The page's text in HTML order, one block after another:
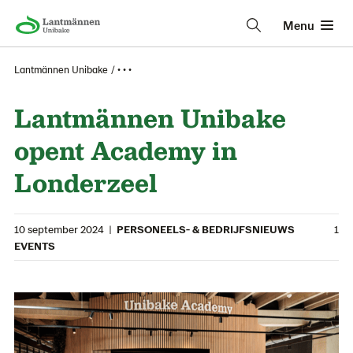
Menu
Lantmännen Unibake • • •
Lantmännen Unibake
opent Academy in
Londerzeel
10 september 2024 | PERSONEELS- & BEDRIJFSNIEUWS
EVENTS
1